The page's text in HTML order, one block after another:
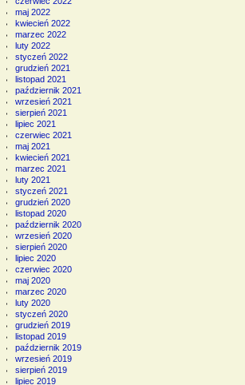
maj 2022
kwiecień 2022
marzec 2022
luty 2022
styczeń 2022
grudzień 2021
listopad 2021
październik 2021
wrzesień 2021
sierpień 2021
lipiec 2021
czerwiec 2021
maj 2021
kwiecień 2021
marzec 2021
luty 2021
styczeń 2021
grudzień 2020
listopad 2020
październik 2020
wrzesień 2020
sierpień 2020
lipiec 2020
czerwiec 2020
maj 2020
marzec 2020
luty 2020
styczeń 2020
grudzień 2019
listopad 2019
październik 2019
wrzesień 2019
sierpień 2019
lipiec 2019